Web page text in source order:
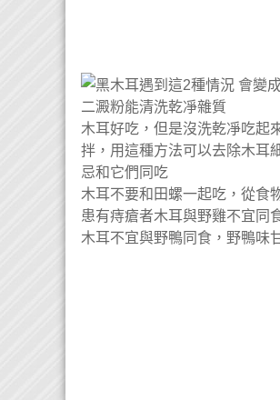
二澱粉能清洗乾凈雜質
木耳好吃，但是沒洗乾凈吃起
拌，用這種方法可以去除木耳
忌和它們同吃
木耳不要和田螺一起吃，從食
患有痔瘡者木耳與野雞不宜同
木耳不宜與野鴨同食，野鴨味